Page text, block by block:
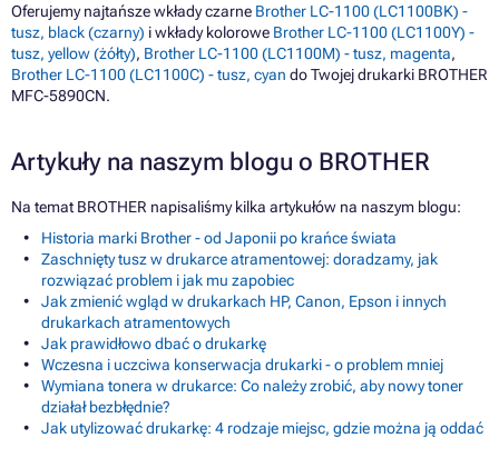
Oferujemy najtańsze wkłady czarne Brother LC-1100 (LC1100BK) -
tusz, black (czarny) i wkłady kolorowe Brother LC-1100 (LC1100Y) -
tusz, yellow (żółty), Brother LC-1100 (LC1100M) - tusz, magenta,
Brother LC-1100 (LC1100C) - tusz, cyan do Twojej drukarki BROTHER
MFC-5890CN.
Artykuły na naszym blogu o BROTHER
Na temat BROTHER napisaliśmy kilka artykułów na naszym blogu:
Historia marki Brother - od Japonii po krańce świata
Zaschnięty tusz w drukarce atramentowej: doradzamy, jak
rozwiązać problem i jak mu zapobiec
Jak zmienić wgląd w drukarkach HP, Canon, Epson i innych
drukarkach atramentowych
Jak prawidłowo dbać o drukarkę
Wczesna i uczciwa konserwacja drukarki - o problem mniej
Wymiana tonera w drukarce: Co należy zrobić, aby nowy toner
działał bezbłędnie?
Jak utylizować drukarkę: 4 rodzaje miejsc, gdzie można ją oddać